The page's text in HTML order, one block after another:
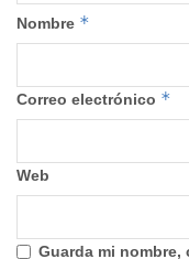
Nombre *
Correo electrónico *
Web
Guarda mi